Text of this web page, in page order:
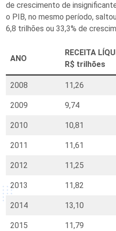
de crescimento de
o PIB, no mesmo período,
6,8 trilhões ou 33,3% de
ANO
RECEITA
R$ trilhões
2008 11,26
2009 9,74
2010 10,81
2011 11,61
2012 11,25
2013 11,82
2014 13,10
2015 11,79